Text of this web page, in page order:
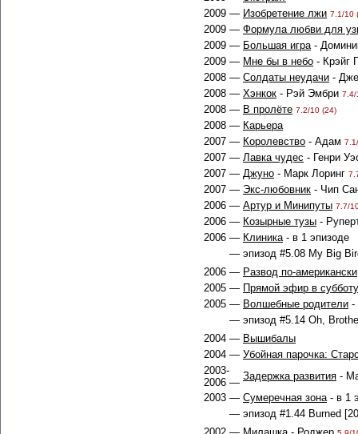
2009 — Изобретение лжи 7.1/10
2009 — Формула любви для
2009 — Большая игра-
2009 — Мне бы в небо - Крэйг
2008 — Солдаты неудачи -
2008 — Хэнкок - Рэй Эмбри 7.4/
2008 — В пролёте 7.2/10 (24)
2008 — Карьера
2007 — Королевство - Адам
2007 — Лавка чудес - Генри
2007 — Джуно - Марк Лоринг
2007 — Экс-любовник - Чип
2006 — Артур и Минипуты 7.7/
2006 — Козырные тузы -
2006 — Клиника- в 1 эпизоде
— эпизод #5.08 My Big
2006 — Развод по-американски
2005 — Прямой эфир в
2005 — Волшебные родители -
— эпизод #5.14 Oh,
2004 — Вышибалы
2004 — Убойная парочка:
2003-
2006 —
Задержка развития -
2003 — Сумеречная зона- в 1
— эпизод #1.44 Burned